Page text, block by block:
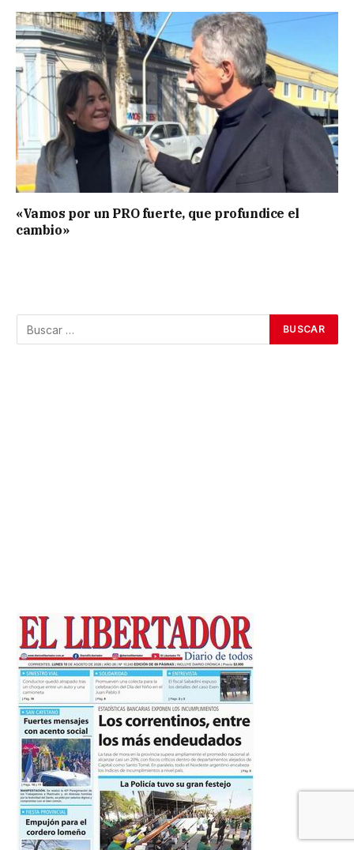
«Vamos por un PRO fuerte, que profundice el
cambio»